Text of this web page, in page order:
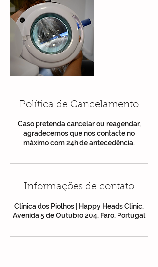
Política de Cancelamento
Caso pretenda cancelar ou reagendar,
agradecemos que nos contacte no
Informações de contato
Clínica dos Piolhos | Happy Heads Clinic,
Avenida 5 de Outubro 204, Faro, Portugal